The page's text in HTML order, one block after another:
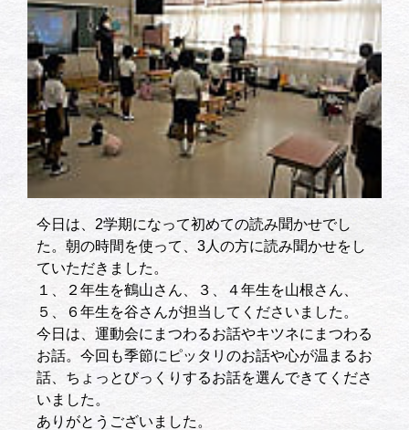
今日は、2学期になって初めての読み聞かせでし
た。朝の時間を使って、3人の方に読み聞かせをし
ていただきました。
１、２年生を鶴山さん、３、４年生を山根さん、
５、６年生を谷さんが担当してくださいました。
今日は、運動会にまつわるお話やキツネにまつわる
お話。今回も季節にピッタリのお話や心が温まるお
話、ちょっとびっくりするお話を選んできてくださ
いました。
ありがとうございました。